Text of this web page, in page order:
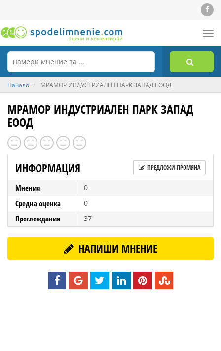
Начало МРАМОР ИНДУСТРИАЛЕН ПАРК ЗАПАД ЕООД
МРАМОР ИНДУСТРИАЛЕН ПАРК ЗАПАД
ЕООД
ИНФОРМАЦИЯ ПРЕДЛОЖИ ПРОМЯНА
Мнения 0
Средна оценка 0
Преглеждания 37
НАПИШИ МНЕНИЕ